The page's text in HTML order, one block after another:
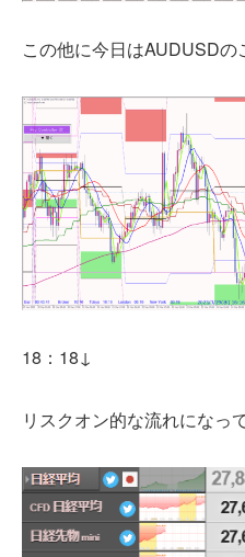
この他に今日はAUDUSDの
18：18↓
リスクオン的な流れになっ